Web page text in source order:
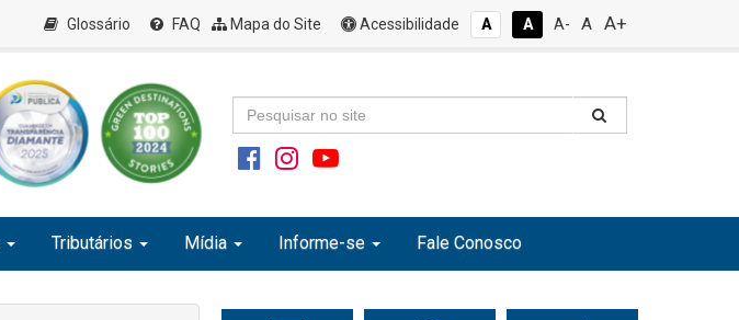
Glossário FAQ Mapa do Site Acessibilidade A A A- A A+
Tributários Mídia Informe-se Fale Conosco